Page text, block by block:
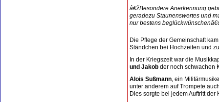
â€žBesondere Anerkennung
geradezu Staunenswertes und
nur bestens
Die Pflege der Gemeinschaft
Ständchen bei Hochzeiten und
In der Kriegszeit war die
und Jakob der noch schwachen
Alois Sußmann, ein
unter anderem auf Trompete
Dies sorgte bei jedem Auftritt